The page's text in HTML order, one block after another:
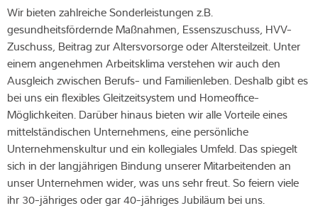
Produktfinder
Wir bieten zahlreiche Sonderleistungen z.B.
gesundheitsfördernde Maßnahmen, Essenszuschuss, HVV-
Zuschuss, Beitrag zur Altersvorsorge oder Altersteilzeit. Unter
einem angenehmen Arbeitsklima verstehen wir auch den
Ausgleich zwischen Berufs- und Familienleben. Deshalb gibt es
bei uns ein flexibles Gleitzeitsystem und Homeoffice-
Möglichkeiten. Darüber hinaus bieten wir alle Vorteile eines
mittelständischen Unternehmens, eine persönliche
Unternehmenskultur und ein kollegiales Umfeld. Das spiegelt
sich in der langjährigen Bindung unserer Mitarbeitenden an
unser Unternehmen wider, was uns sehr freut. So feiern viele
ihr 30-jähriges oder gar 40-jähriges Jubiläum bei uns.